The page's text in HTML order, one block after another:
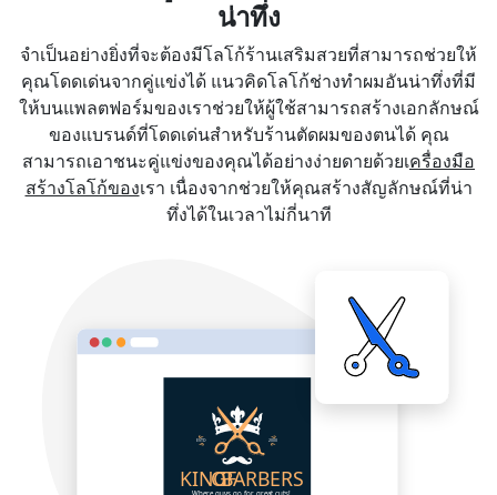
น่าทึ่ง
จำเป็นอย่างยิ่งที่จะต้องมีโลโก้ร้านเสริมสวยที่สามารถช่วยให้
คุณโดดเด่นจากคู่แข่งได้ แนวคิดโลโก้ช่างทำผมอันน่าทึ่งที่มี
ให้บนแพลตฟอร์มของเราช่วยให้ผู้ใช้สามารถสร้างเอกลักษณ์
ของแบรนด์ที่โดดเด่นสำหรับร้านตัดผมของตนได้ คุณ
สามารถเอาชนะคู่แข่งของคุณได้อย่างง่ายดายด้วยเครื่องมือ
สร้างโลโก้ของเรา เนื่องจากช่วยให้คุณสร้างสัญลักษณ์ที่น่า
ทึ่งได้ในเวลาไม่กี่นาที